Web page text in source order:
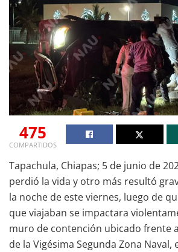
475
COMPARTIDOS
Tapachula, Chiapas; 5 de junio de
perdió la vida y otro más resultó
la noche de este viernes, luego de
que viajaban se impactara
muro de contención ubicado frente
de la Vigésima Segunda Zona Naval,